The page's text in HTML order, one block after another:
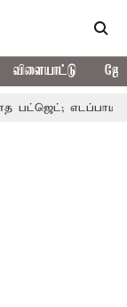
விளையாட்டு
பழனிசாமி